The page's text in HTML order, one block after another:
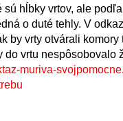
sú hĺbky vrtov, ale
o duté tehly. V
by vrty otvárali
do vrtu
muriva-